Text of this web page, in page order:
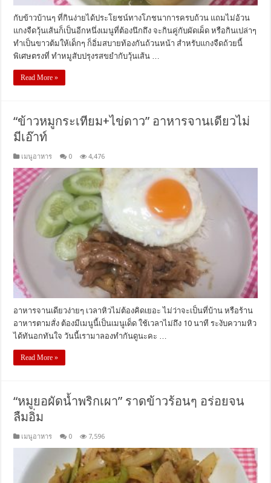
กับข้าวบ้านๆ ที่กินง่ายได้ประโยชน์ทางโภชนาการครบถ้วน แถมไม่อ้วน
แกงจืดวุ้นเส้นก็เป็นอีกหนึ่งเมนูที่ต้องนึกถึง จะกินคู่กับผัดเผ็ด หรือกินเปล่าๆ
ทำเป็นขาวต้มให้เด็กๆ ก็อิ่มสบายท้องกันถ้วนหน้า สำหรับแกงจืดถ้วยนี้
พิเศษตรงที่ ทำหมูสับปรุงรสขยำกับวุ้นเส้น …
Read More »
“ข้าวหมูกระเทียม+ไข่ดาว” อาหารจานเดียวไม่
มีเอ๊าท์
เมนูอาหาร 0 4,476
อาหารจานเดียวง่ายๆ เวลาหิวไม่ต้องคิดเยอะ ไม่ว่าจะเป็นที่บ้าน หรือร้าน
อาหารตามสั่ง ต้องมีเมนูนี้เป็นเมนูเด็ด ใช้เวลาไม่ถึง 10 นาที ระงับความหิว
ได้ทันอกทันใจ วันนี้เรามาลองทำกันดูนะคะ …
Read More »
“หมูยอผัดน้ำพริกเผา” ราดข้าวร้อนๆ อร่อยจน
ลืมอิ่ม
เมนูอาหาร 0 7,596